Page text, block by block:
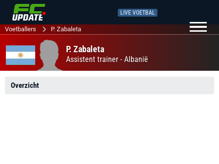
LIVE VOETBAL
Voetballers P. Zabaleta
P. Zabaleta
Assistent trainer - Albanië
Overzicht